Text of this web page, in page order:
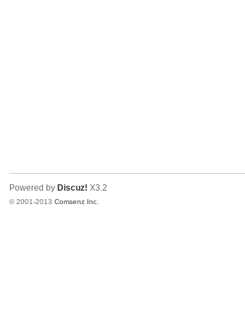
Powered by Discuz! X3.2
© 2001-2013Comsenz Inc.